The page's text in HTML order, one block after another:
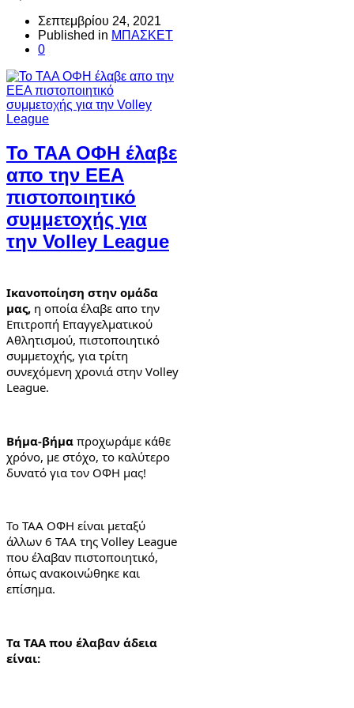
Σεπτεμβρίου 24, 2021
Published in ΜΠΑΣΚΕΤ
0
To TAA ΟΦΗ έλαβε
απο την ΕΕΑ
πιστοποιητικό
συμμετοχής για
την Volley League
Ικανοποίηση στην ομάδα
μας, η οποία έλαβε απο την
Επιτροπή Επαγγελματικού
Αθλητισμού, πιστοποιητικό
συμμετοχής, για τρίτη
συνεχόμενη χρονιά στην Volley
League.
Βήμα-βήμα προχωράμε κάθε
χρόνο, με στόχο, το καλύτερο
δυνατό για τον ΟΦΗ μας!
Το ΤΑΑ ΟΦΗ είναι μεταξύ
άλλων 6 ΤΑΑ της Volley League
που έλαβαν πιστοποιητικό,
όπως ανακοινώθηκε και
επίσημα.
Τα ΤΑΑ που έλαβαν άδεια
είναι: